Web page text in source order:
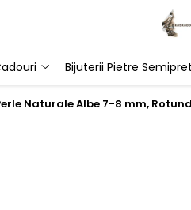
Bijuterii Pietre
Naturale Albe 7-8 mm,